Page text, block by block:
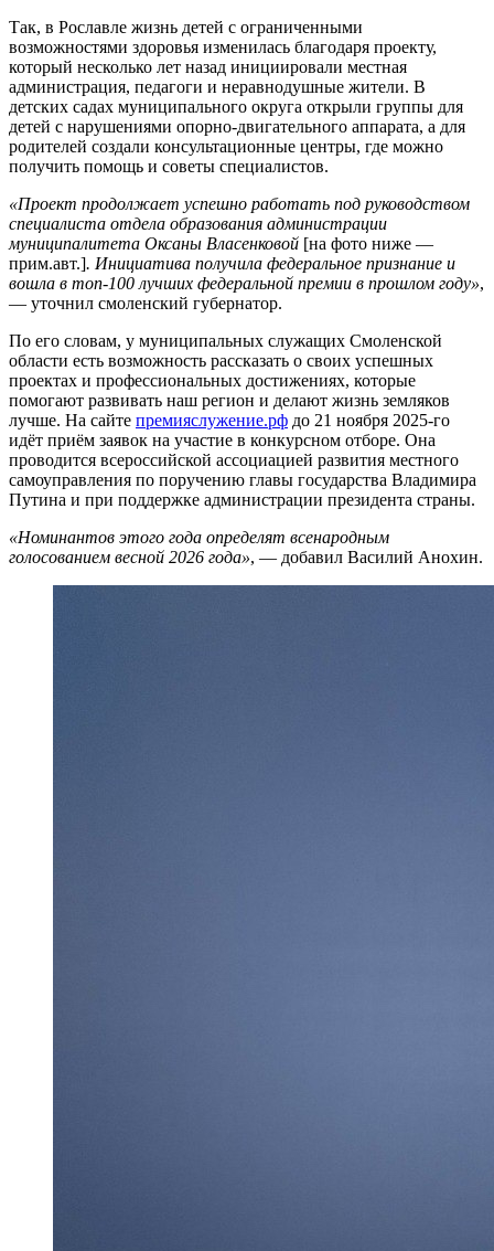
Так, в Рославле жизнь детей с ограниченными
возможностями здоровья изменилась благодаря проекту,
который несколько лет назад инициировали местная
администрация, педагоги и неравнодушные жители. В
детских садах муниципального округа открыли группы для
детей с нарушениями опорно-двигательного аппарата, а для
родителей создали консультационные центры, где можно
получить помощь и советы специалистов.
«Проект продолжает успешно работать под руководством
специалиста отдела образования администрации
муниципалитета Оксаны Власенковой [на фото ниже —
прим.авт.]. Инициатива получила федеральное признание и
вошла в топ-100 лучших федеральной премии в прошлом году»,
— уточнил смоленский губернатор.
По его словам, у муниципальных служащих Смоленской
области есть возможность рассказать о своих успешных
проектах и профессиональных достижениях, которые
помогают развивать наш регион и делают жизнь земляков
лучше. На сайте премияслужение.рф до 21 ноября 2025-го
идёт приём заявок на участие в конкурсном отборе. Она
проводится всероссийской ассоциацией развития местного
самоуправления по поручению главы государства Владимира
Путина и при поддержке администрации президента страны.
«Номинантов этого года определят всенародным
голосованием весной 2026 года», — добавил Василий Анохин.